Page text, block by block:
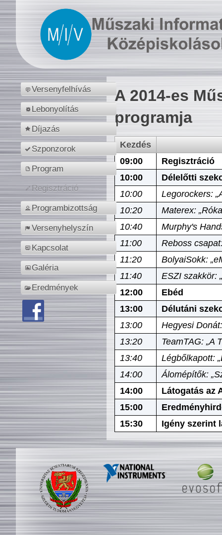
Versenyfelhívás
Lebonyolítás
Díjazás
Szponzorok
Program
Regisztráció
Programbizottság
Versenyhelyszín
Kapcsolat
Galéria
Eredmények
A 2014-es
programja
Kezdés
09:00
Regisztráció
10:00
Délelőtti
10:00
Legorockers:
10:20
Materex:
10:40
Murphy's
11:00
Reboss
11:20
BolyaiSokk:
11:40
ESZI szakkör:
12:00
Ebéd
13:00
Délutáni
13:00
Hegyesi
13:20
TeamTAG: „A
13:40
Légbőlkapott:
14:00
Álomépítők:
14:00
Látogatás az
15:00
15:30
Igény szerint